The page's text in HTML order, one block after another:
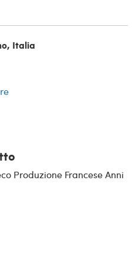
Italia
Produzione Francese Anni